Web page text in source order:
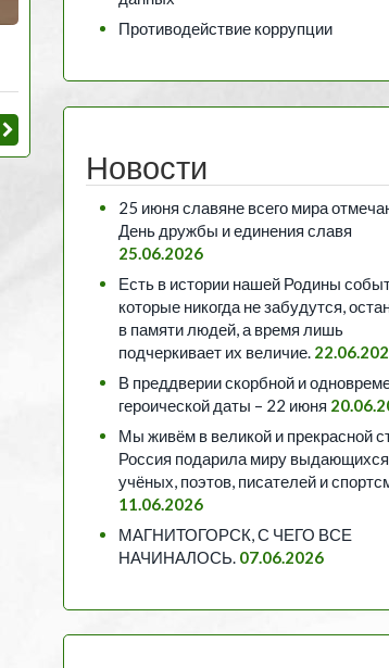
Противодействие коррупции
Новости
25 июня славяне всего мира
День дружбы и единения славя
25.06.2026
Есть в истории нашей Родины
которые никогда не забудутся,
в памяти людей, а время лишь
подчеркивает их величие.
В преддверии скорбной и
героической даты – 22 июня
Мы живём в великой и прекрасной
Россия подарила миру выдающихся
учёных, поэтов, писателей и
11.06.2026
МАГНИТОГОРСК, С ЧЕГО ВСЕ
НАЧИНАЛОСЬ. 07.06.2026